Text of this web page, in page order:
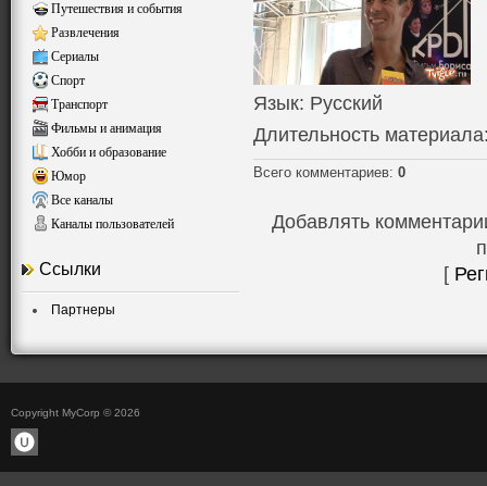
Путешествия и события
Развлечения
Сериалы
Спорт
Транспорт
Фильмы и анимация
Хобби и образование
Юмор
Все каналы
Каналы пользователей
Ссылки
Партнеры
Язык: Русский
Длительность материала
Всего комментариев: 0
Добавлять
[
Copyright MyCorp © 2026